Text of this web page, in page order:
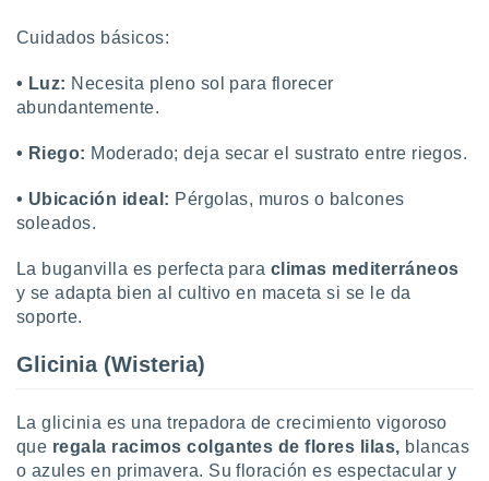
Puedes
acceder a
web a
abono
únicos
similares
como
IP
de
Cuidados básicos:
• Luz: Necesita pleno sol para florecer
abundantemente.
• Riego: Moderado; deja secar el sustrato entre riegos.
• Ubicación ideal: Pérgolas, muros o balcones
soleados.
La buganvilla es perfecta para climas mediterráneos
y se adapta bien al cultivo en maceta si se le da
soporte.
Glicinia (Wisteria)
La glicinia es una trepadora de crecimiento vigoroso
que regala racimos colgantes de flores lilas, blancas
o azules en primavera. Su floración es espectacular y